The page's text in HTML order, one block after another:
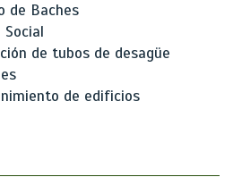
de Baches
Social
de tubos de desagüe
de edificios